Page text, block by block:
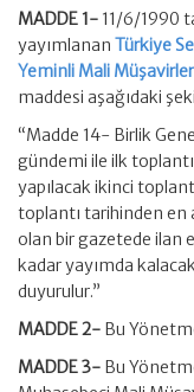
MADDE 1- 11/6/1990
yayımlanan Türkiye
Yeminli Mali
maddesi aşağıdaki
“Madde 14- Birlik
gündemi ile ilk
yapılacak ikinci
toplantı tarihinden en
olan bir gazetede ilan
kadar yayımda
duyurulur.”
MADDE 2- Bu
MADDE 3- Bu